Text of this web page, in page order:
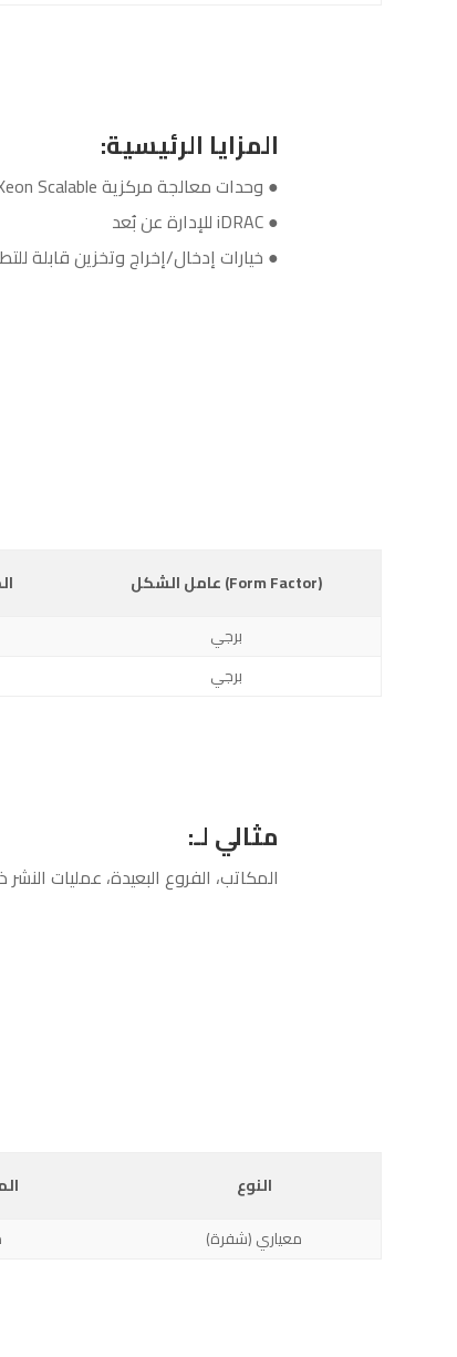
المزايا الرئيسية:
● وحدات معالجة مركزية Intel Xeon Scalable أو AMD EPYC
● iDRAC للإدارة عن بُعد
● خيارات إدخال/إخراج وتخزين قابلة
عامل الشكل (Form Factor)
برجي
برجي
مثالي لـ:
المكاتب، الفروع البعيدة، عمليات
النوع
معياري (شفرة)